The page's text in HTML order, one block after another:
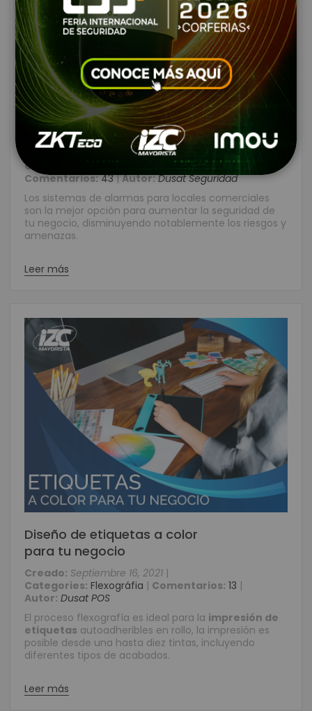
Todo acerca de las alarmas
para locales comerciales
Septiembre 17, 2021 |
Categories:
Alarmas de Seguridad
Comentarios: 43 | Autor: Dusat Seguridad
Los sistemas de alarmas para locales comerciales
son la mejor opción para aumentar la seguridad de
tu negocio, disminuyendo notablemente los riesgos y
amenazas.
Leer más
Diseño de etiquetas a color
para tu negocio
Creado: Septiembre 16, 2021 |
Categories: Flexográfia | Comentarios: 13 |
Autor: Dusat POS
El proceso flexografía es ideal para la impresión de
etiquetas autoadheribles en rollo, la impresión es
posible desde una hasta diez tintas, incluyendo
diferentes tipos de acabados.
Leer más